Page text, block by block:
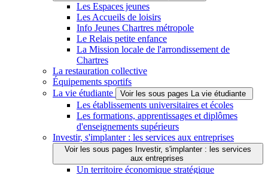
Les Espaces jeunes
Les Accueils de loisirs
Info Jeunes Chartres métropole
Le Relais petite enfance
La Mission locale de l'arrondissement de
Chartres
La restauration collective
Équipements sportifs
La vie étudiante
Voir les sous pages La vie étudiante
Les établissements universitaires et écoles
Les formations, apprentissages et diplômes
d'enseignements supérieurs
Investir, s'implanter : les services aux entreprises
Voir les sous pages Investir, s'implanter : les services
aux entreprises
Un territoire économique stratégique